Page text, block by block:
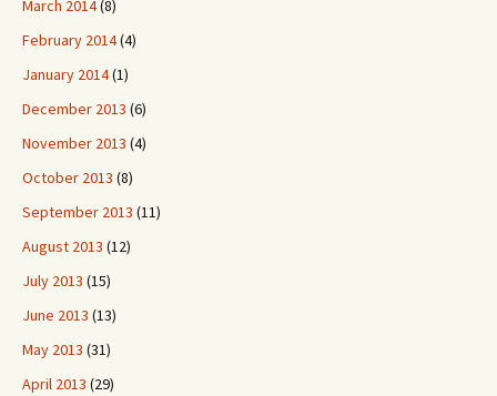
March 2014(8)
February 2014(4)
January 2014(1)
December 2013 (6)
November 2013 (4)
October 2013 (8)
September 2013 (11)
August 2013 (12)
July 2013 (15)
June 2013 (13)
May 2013 (31)
April 2013 (29)